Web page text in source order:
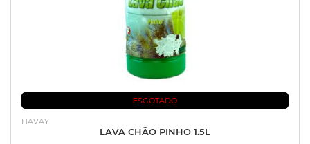
ESGOTADO
HAVAY
LAVA CHÃO PINHO 1.5L